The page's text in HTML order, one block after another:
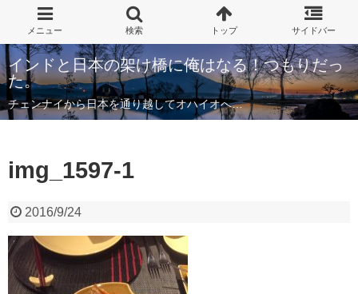
インドと日本の架け橋に俺はなる！つもりだっ
た。
チェンナイから日本を通り越してオハイオへ…
img_1597-1
2016/9/24